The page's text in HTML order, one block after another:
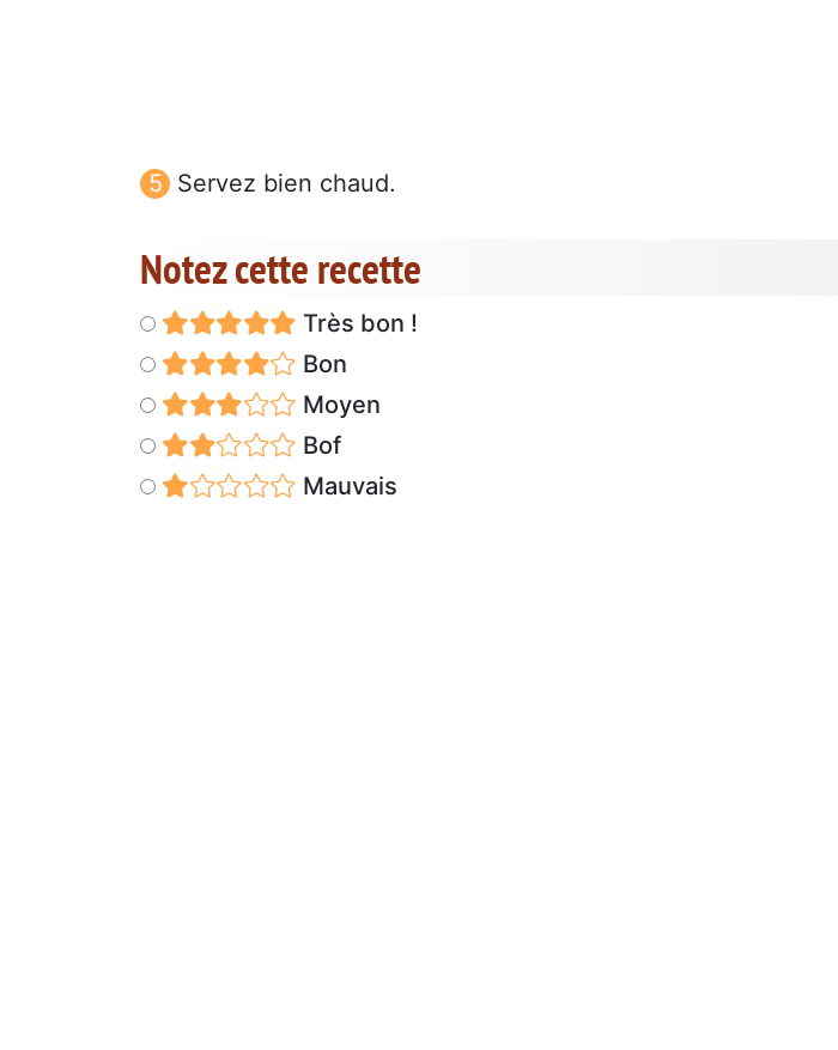
Servez bien chaud.
Notez cette recette
Très bon !
Bon
Moyen
Bof
Mauvais